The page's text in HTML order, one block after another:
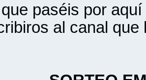
paséis por
al canal